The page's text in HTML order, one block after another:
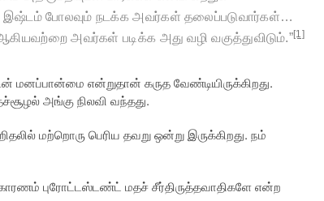
இஷ்டம் போலவும் நடக்க அவர்கள் தலைப்படுவார்கள்…
அவர்கள் படிக்க அது வழி வகுத்துவிடும்.”[1]
மனப்பான்மை என்றுதான் கருத வேண்டியிருக்கிறது.
அங்கு நிலவி வந்தது.
மற்றொரு பெரிய தவறு ஒன்று இருக்கிறது. நம்
புரோட்டஸ்டண்ட் மதச் சீர்திருத்தவாதிகளே என்ற